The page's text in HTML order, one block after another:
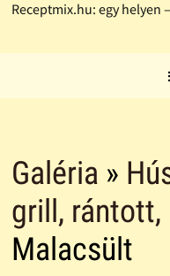
Receptmix.hu: egy helyen
Galéria »
grill,
Malacsült